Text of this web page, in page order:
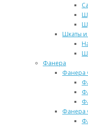
Шкаты и
Фанера
Фанера